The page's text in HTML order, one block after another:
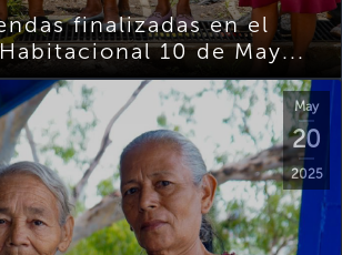
finalizadas en el
10 de May...
May
20
2025